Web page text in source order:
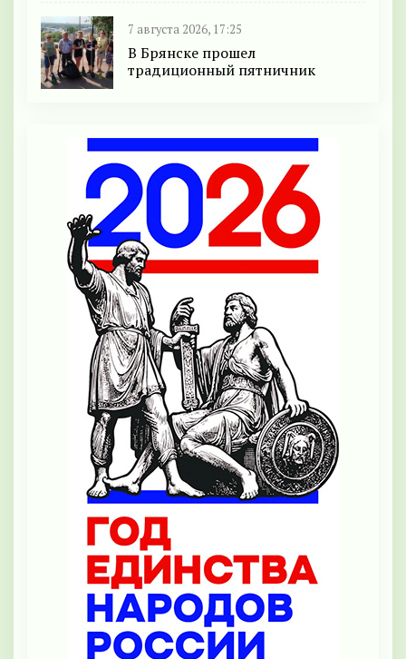
7 августа 2026, 17:25
В Брянске прошел
традиционный пятничник